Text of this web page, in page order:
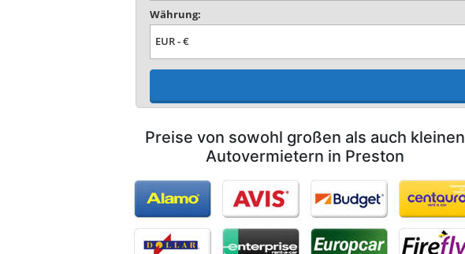
Währung:
Preise von sowohl großen als auch kleinen
Autovermietern in Preston